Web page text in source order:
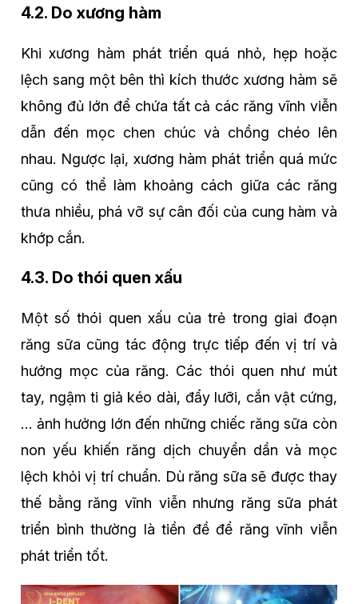
4.2. Do xương hàm
Khi xương hàm phát triển quá nhỏ, hẹp hoặc
lệch sang một bên thì kích thước xương hàm sẽ
không đủ lớn để chứa tất cả các răng vĩnh viễn
dẫn đến mọc chen chúc và chồng chéo lên
nhau. Ngược lại, xương hàm phát triển quá mức
cũng có thể làm khoảng cách giữa các răng
thưa nhiều, phá vỡ sự cân đối của cung hàm và
khớp cắn.
4.3. Do thói quen xấu
Một số thói quen xấu của trẻ trong giai đoạn
răng sữa cũng tác động trực tiếp đến vị trí và
hướng mọc của răng. Các thói quen như mút
tay, ngậm ti giả kéo dài, đẩy lưỡi, cắn vật cứng,
… ảnh hưởng lớn đến những chiếc răng sữa còn
non yếu khiến răng dịch chuyển dần và mọc
lệch khỏi vị trí chuẩn. Dù răng sữa sẽ được thay
thế bằng răng vĩnh viễn nhưng răng sữa phát
triển bình thường là tiền đề để răng vĩnh viễn
phát triển tốt.